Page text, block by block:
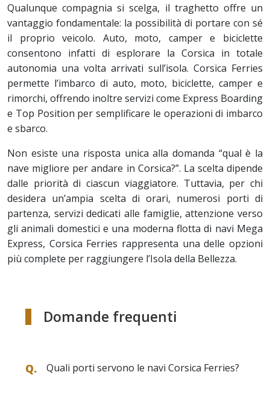
Qualunque compagnia si scelga, il traghetto offre un
vantaggio fondamentale: la possibilità di portare con sé
il proprio veicolo. Auto, moto, camper e biciclette
consentono infatti di esplorare la Corsica in totale
autonomia una volta arrivati sull’isola. Corsica Ferries
permette l’imbarco di auto, moto, biciclette, camper e
rimorchi, offrendo inoltre servizi come Express Boarding
e Top Position per semplificare le operazioni di imbarco
e sbarco.
Non esiste una risposta unica alla domanda “qual è la
nave migliore per andare in Corsica?”. La scelta dipende
dalle priorità di ciascun viaggiatore. Tuttavia, per chi
desidera un’ampia scelta di orari, numerosi porti di
partenza, servizi dedicati alle famiglie, attenzione verso
gli animali domestici e una moderna flotta di navi Mega
Express, Corsica Ferries rappresenta una delle opzioni
più complete per raggiungere l’Isola della Bellezza.
Domande frequenti
Quali porti servono le navi Corsica Ferries?